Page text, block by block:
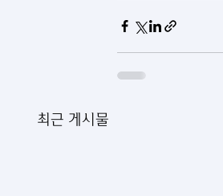
최근 게시물